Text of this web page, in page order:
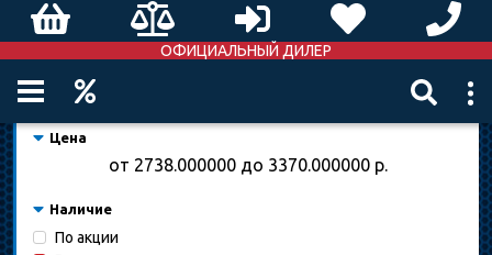
ОФИЦИАЛЬНЫЙ ДИЛЕР
Цена
от 2738.000000до 3370.000000р.
Наличие
По акции